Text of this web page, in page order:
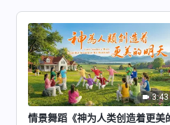
3:43
情景舞蹈《神为人类创造着更美